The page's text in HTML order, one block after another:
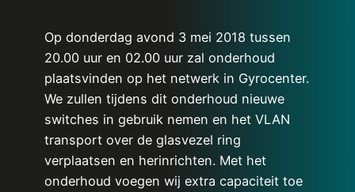
Op donderdag avond 3 mei 2018 tussen
20.00 uur en 02.00 uur zal onderhoud
plaatsvinden op het netwerk in Gyrocenter.
We zullen tijdens dit onderhoud nieuwe
switches in gebruik nemen en het VLAN
transport over de glasvezel ring
verplaatsen en herinrichten. Met het
onderhoud voegen wij extra capaciteit toe